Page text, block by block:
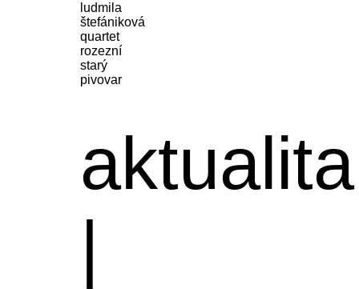
ludmila
štefániková
quartet
rozezní
starý
pivovar
aktualita
|